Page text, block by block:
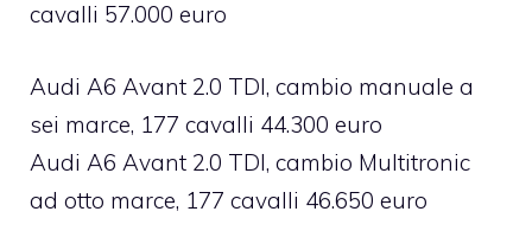
cavalli 57.000 euro
Audi A6 Avant 2.0 TDI, cambio manuale a
sei marce, 177 cavalli 44.300 euro
Audi A6 Avant 2.0 TDI, cambio Multitronic
ad otto marce, 177 cavalli 46.650 euro